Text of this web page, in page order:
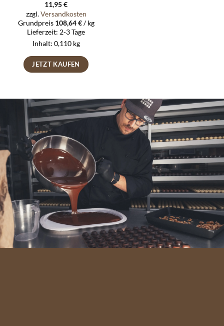
11,95€
zzgl.Versandkosten
Grundpreis 108,64€/kg
Lieferzeit: 2-3 Tage
Inhalt: 0,110 kg
JETZT KAUFEN